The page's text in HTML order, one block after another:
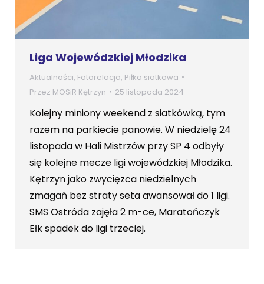
Liga Wojewódzkiej Młodzika
Aktualności, Fotorelacja, Piłka siatkowa
Przez MOSiR Kętrzyn 25 listopada 2024
Kolejny miniony weekend z siatkówką, tym
razem na parkiecie panowie. W niedzielę 24
listopada w Hali Mistrzów przy SP 4 odbyły
się kolejne mecze ligi wojewódzkiej Młodzika.
Kętrzyn jako zwycięzca niedzielnych
zmagań bez straty seta awansował do 1 ligi.
SMS Ostróda zajęła 2 m-ce, Maratończyk
Ełk spadek do ligi trzeciej.